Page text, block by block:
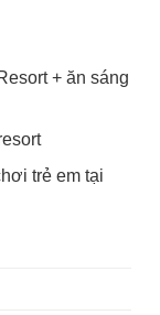
+ ăn sáng
trẻ em tại